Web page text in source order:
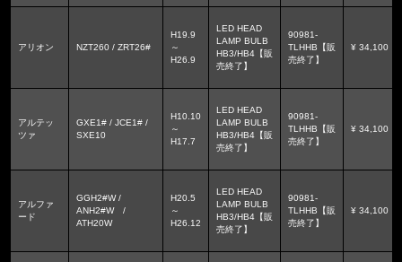
アリオン NZT260 / ZRT26#
H19.9
～
H26.9
LED HEAD
LAMP BULB
HB3/HB4【販
売終了】
90981-
TLHHB【販
売終了】
¥ 34,100
アルテッ
ツァ
GXE1# / JCE1# /
SXE10
H10.10
～
H17.7
LED HEAD
LAMP BULB
HB3/HB4【販
売終了】
90981-
TLHHB【販
売終了】
¥ 34,100
アルファ
ード
GGH2#W /
ANH2#W /
ATH20W
H20.5
～
H26.12
LED HEAD
LAMP BULB
HB3/HB4【販
売終了】
90981-
TLHHB【販
売終了】
¥ 34,100